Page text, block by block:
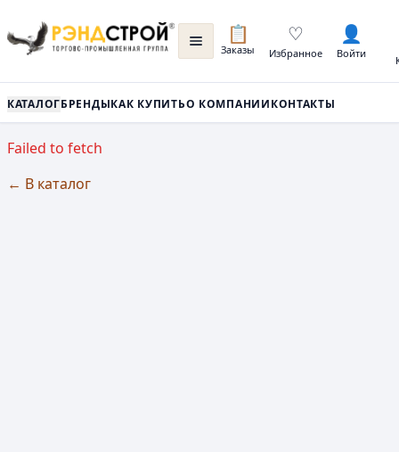
📋
Заказы
♡
Избранное
👤
Войти
КАТАЛОГБРЕНДЫКАК КУПИТЬО КОМПАНИИКОНТАКТЫ
Failed to fetch
← В каталог